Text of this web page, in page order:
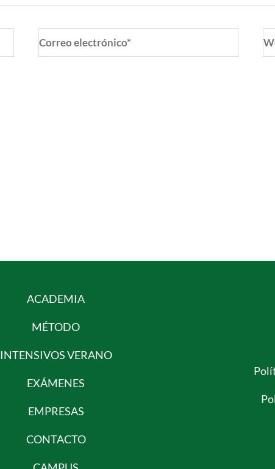
electrónico*
ACADEMIA
MÉTODO
INTENSIVOS VERANO
EXÁMENES
EMPRESAS
CONTACTO